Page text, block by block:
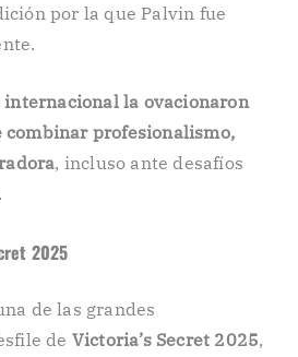
por la que Palvin fue
internacional la ovacionaron
combinar profesionalismo,
, incluso ante desafíos
2025
de las grandes
de Victoria’s Secret 2025,